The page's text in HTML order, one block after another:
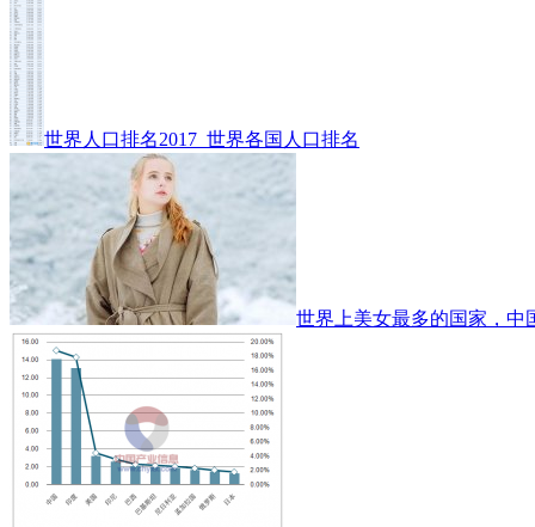
世界人口排名2017_世界各国人口排名
世界上美女最多的国家，中